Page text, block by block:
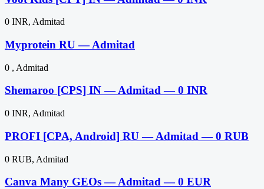
0 INR, Admitad
Myprotein RU — Admitad
0 , Admitad
Shemaroo [CPS] IN — Admitad — 0 INR
0 INR, Admitad
PROFI [CPA, Android] RU — Admitad — 0 RUB
0 RUB, Admitad
Canva Many GEOs — Admitad — 0 EUR